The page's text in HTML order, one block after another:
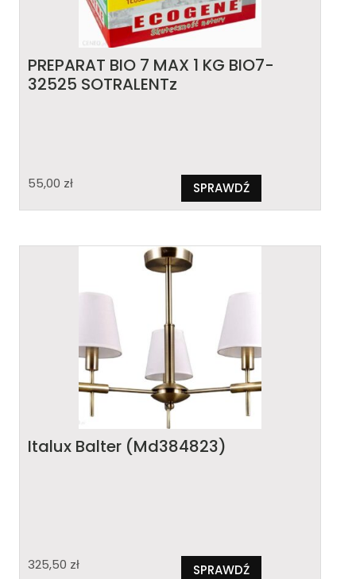
PREPARAT BIO 7 MAX 1 KG BIO7-
32525 SOTRALENTz
55,00 zł SPRAWDŹ
Italux Balter (Md384823)
325,50 zł SPRAWDŹ